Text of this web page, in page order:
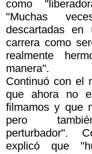
como
"Muchas
descartadas
carrera como
realmente
manera".
Continuó con el
que ahora no
filmamos y que
pero
perturbador".
explicó que